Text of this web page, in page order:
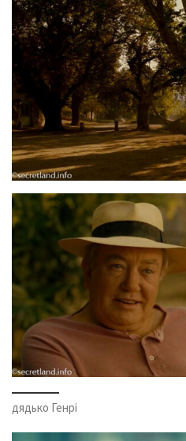
дядько Генрі